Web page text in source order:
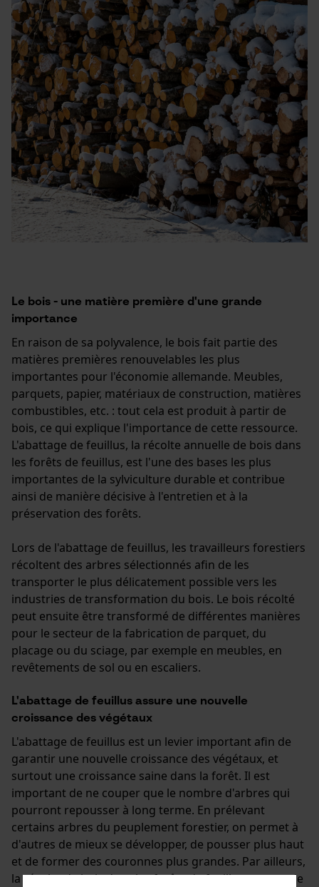
Le bois - une matière première d'une grande
importance
En raison de sa polyvalence, le bois fait partie des
matières premières renouvelables les plus
importantes pour l'économie allemande. Meubles,
parquets, papier, matériaux de construction, matières
combustibles, etc. : tout cela est produit à partir de
bois, ce qui explique l'importance de cette ressource.
L'abattage de feuillus, la récolte annuelle de bois dans
les forêts de feuillus, est l'une des bases les plus
importantes de la sylviculture durable et contribue
ainsi de manière décisive à l'entretien et à la
préservation des forêts.
Lors de l'abattage de feuillus, les travailleurs forestiers
récoltent des arbres sélectionnés afin de les
transporter le plus délicatement possible vers les
industries de transformation du bois. Le bois récolté
peut ensuite être transformé de différentes manières
pour le secteur de la fabrication de parquet, du
placage ou du sciage, par exemple en meubles, en
revêtements de sol ou en escaliers.
L'abattage de feuillus assure une nouvelle
croissance des végétaux
L'abattage de feuillus est un levier important afin de
garantir une nouvelle croissance des végétaux, et
surtout une croissance saine dans la forêt. Il est
important de ne couper que le nombre d'arbres qui
pourront repousser à long terme. En prélevant
certains arbres du peuplement forestier, on permet à
d'autres de mieux se développer, de pousser plus haut
et de former des couronnes plus grandes. Par ailleurs,
la récolte de bois dans les forêts de feuillus permet de